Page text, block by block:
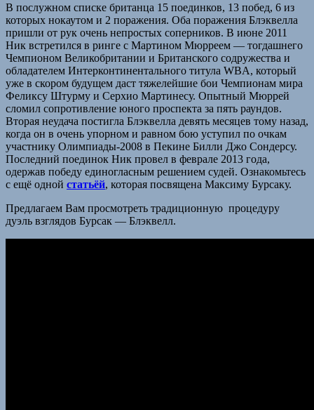
В послужном списке британца 15 поединков, 13 побед, 6 из
которых нокаутом и 2 поражения. Оба поражения Блэквелла
пришли от рук очень непростых соперников. В июне 2011
Ник встретился в ринге с Мартином Мюрреем — тогдашнего
Чемпионом Великобритании и Британского содружества и
обладателем Интерконтинентального титула WBA, который
уже в скором будущем даст тяжелейшие бои Чемпионам мира
Феликсу Штурму и Серхио Мартинесу. Опытный Мюррей
сломил сопротивление юного проспекта за пять раундов.
Вторая неудача постигла Блэквелла девять месяцев тому назад,
когда он в очень упорном и равном бою уступил по очкам
участнику Олимпиады-2008 в Пекине Билли Джо Сондерсу.
Последний поединок Ник провел в феврале 2013 года,
одержав победу единогласным решением судей. Ознакомьтесь
с ещё одной статьёй, которая посвящена Максиму Бурсаку.
Предлагаем Вам просмотреть традиционную процедуру
дуэль взглядов Бурсак — Блэквелл.